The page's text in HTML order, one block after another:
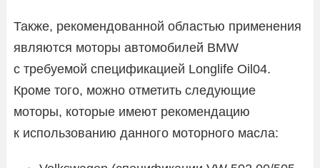
Также, рекомендованной областью применения
являются моторы автомобилей BMW
с требуемой спецификацией Longlife Oil04.
Кроме того, можно отметить следующие
моторы, которые имеют рекомендацию
к использованию данного моторного масла: